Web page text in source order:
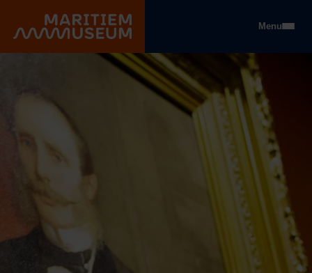
Go to main content Menu